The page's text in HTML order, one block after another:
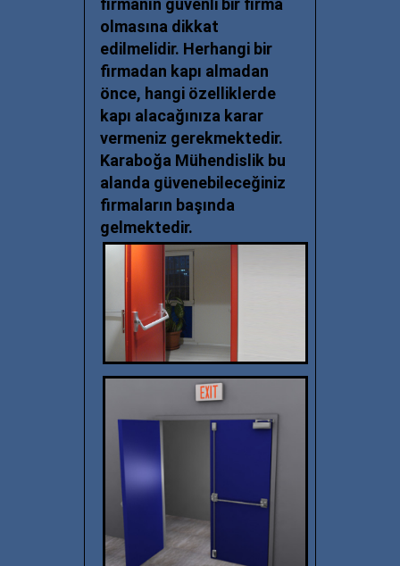
firmanın güvenli bir firma
olmasına dikkat
edilmelidir. Herhangi bir
firmadan kapı almadan
önce, hangi özelliklerde
kapı alacağınıza karar
vermeniz gerekmektedir.
Karaboğa Mühendislik bu
alanda güvenebileceğiniz
firmaların başında
gelmektedir.